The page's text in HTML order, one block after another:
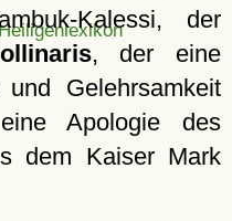
Kalessi, der
, der eine
Gelehrsamkeit
Apologie des
dem Kaiser Mark